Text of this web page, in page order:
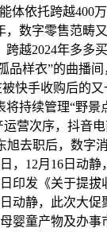
依托跨越400
数字零售范畴
越2024年多多
样衣”的曲播
快手收购后的
持续管理“野
营次序，抖
去职后，数字
，12月16日动
印发《关于提
静，此次大
婴童产物及办